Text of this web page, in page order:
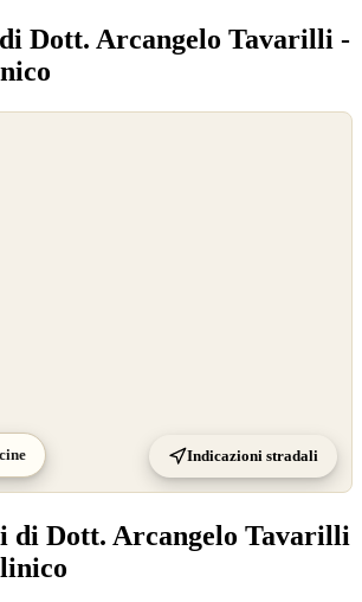
Dott. Arcangelo Tavarilli -
Indicazioni stradali
di Dott. Arcangelo Tavarilli